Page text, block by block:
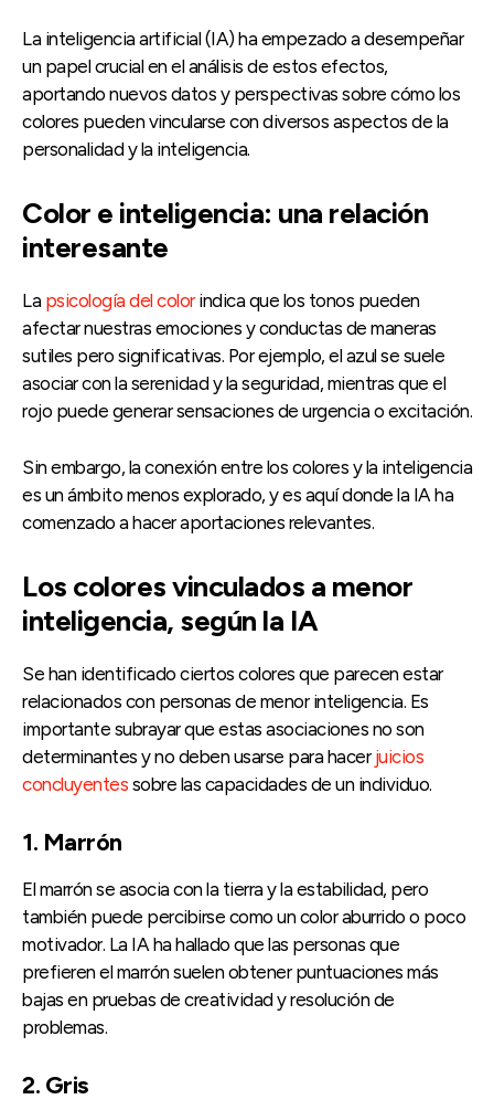
La inteligencia artificial (IA) ha empezado a desempeñar
un papel crucial en el análisis de estos efectos,
aportando nuevos datos y perspectivas sobre cómo los
colores pueden vincularse con diversos aspectos de la
personalidad y la inteligencia.
Color e inteligencia: una relación
interesante
La psicología del colorindica que los tonos pueden
afectar nuestras emociones y conductas de maneras
sutiles pero significativas. Por ejemplo, el azul se suele
asociar con la serenidad y la seguridad, mientras que el
rojo puede generar sensaciones de urgencia o excitación.
Sin embargo, la conexión entre los colores y la inteligencia
es un ámbito menos explorado, y es aquí donde la IA ha
comenzado a hacer aportaciones relevantes.
Los colores vinculados a menor
inteligencia, según la IA
Se han identificado ciertos colores que parecen estar
relacionados con personas de menor inteligencia. Es
importante subrayar que estas asociaciones no son
determinantes y no deben usarse para hacerjuicios
concluyentes sobre las capacidades de un individuo.
1. Marrón
El marrón se asocia con la tierra y la estabilidad, pero
también puede percibirse como un color aburrido o poco
motivador. La IA ha hallado que las personas que
prefieren el marrón suelen obtener puntuaciones más
bajas en pruebas de creatividad y resolución de
problemas.
2. Gris